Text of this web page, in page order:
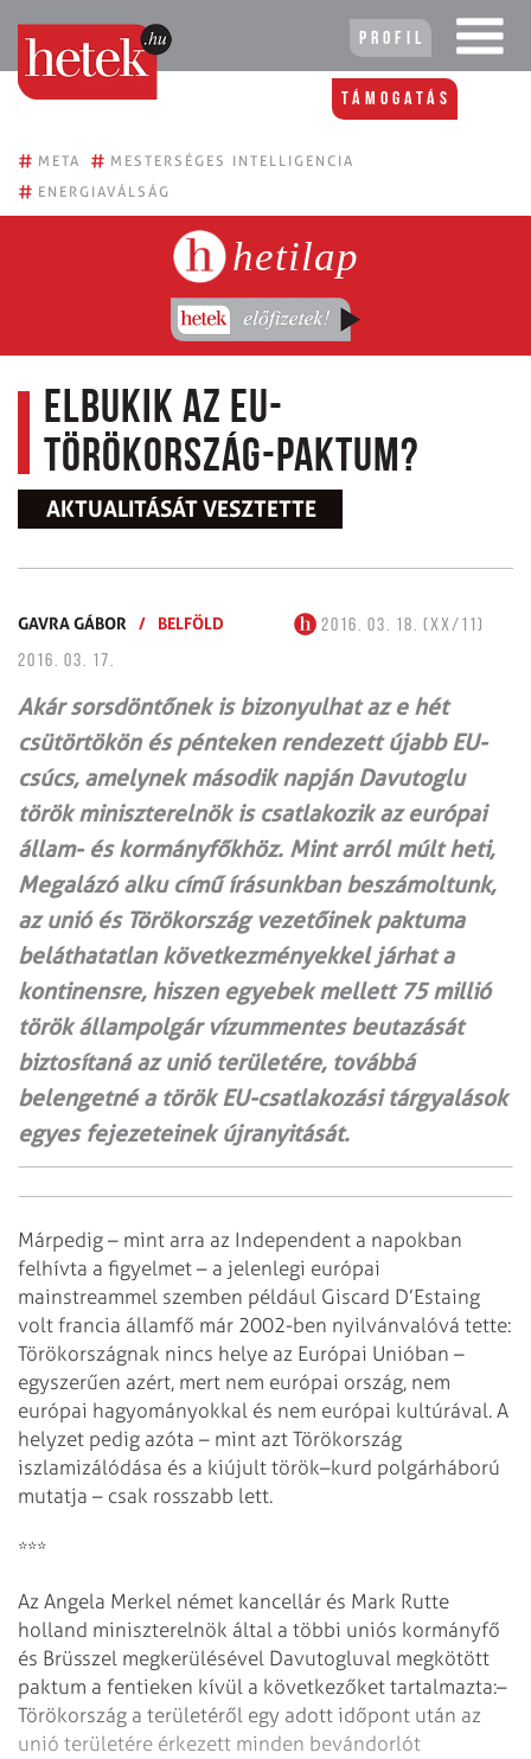
Profil
Támogatás
# META # MESTERSÉGES INTELLIGENCIA
# ENERGIAVÁLSÁG
hetilap
Elbukik az EU-
Törökország-paktum?
AKTUALITÁSÁT VESZTETTE
GAVRA GÁBOR / BELFÖLD
2016. 03. 18. (XX/11)
2016. 03. 17.
Akár sorsdöntőnek is bizonyulhat az e hét
csütörtökön és pénteken rendezett újabb EU-
csúcs, amelynek második napján Davutoglu
török miniszterelnök is csatlakozik az európai
állam- és kormányfőkhöz. Mint arról múlt heti,
Megalázó alku című írásunkban beszámoltunk,
az unió és Törökország vezetőinek paktuma
beláthatatlan következményekkel járhat a
kontinensre, hiszen egyebek mellett 75 millió
török állampolgár vízummentes beutazását
biztosítaná az unió területére, továbbá
belengetné a török EU-csatlakozási tárgyalások
egyes fejezeteinek újranyitását.
Márpedig – mint arra az Independent a napokban
felhívta a figyelmet – a jelenlegi európai
mainstreammel szemben például Giscard D’Estaing
volt francia államfő már 2002-ben nyilvánvalóvá tette:
Törökországnak nincs helye az Európai Unióban –
egyszerűen azért, mert nem európai ország, nem
európai hagyományokkal és nem európai kultúrával. A
helyzet pedig azóta – mint azt Törökország
iszlamizálódása és a kiújult török–kurd polgárháború
mutatja – csak rosszabb lett.
***
Az Angela Merkel német kancellár és Mark Rutte
holland miniszterelnök által a többi uniós kormányfő
és Brüsszel megkerülésével Davutogluval megkötött
paktum a fentieken kívül a következőket tartalmazta:–
Törökország a területéről egy adott időpont után az
unió területére érkezett minden bevándorlót